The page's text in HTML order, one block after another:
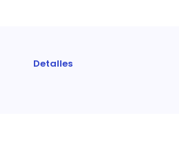
Detalles